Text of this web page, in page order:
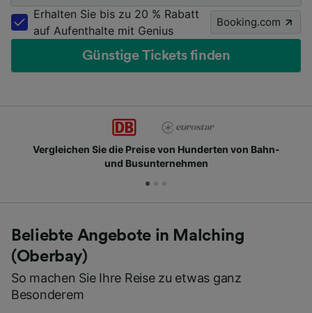
Erhalten Sie bis zu 20 % Rabatt
auf Aufenthalte mit Genius
Booking.com
Günstige Tickets finden
Vergleichen Sie die Preise von Hunderten von Bahn-
und Busunternehmen
Beliebte Angebote in Malching
(Oberbay)
So machen Sie Ihre Reise zu etwas ganz
Besonderem